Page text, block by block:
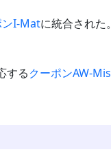
ンI-Matに統合された。
するクーポンAW-Mis